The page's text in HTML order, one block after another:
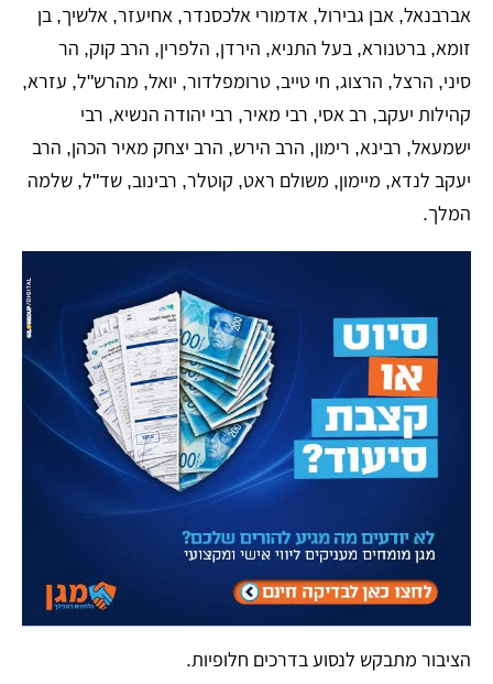
אברבנאל, אבן גבירול, אדמורי אלכסנדר, אחיעזר, אלשיך, בן
זומא, ברטנורא, בעל התניא, הירדן, הלפרין, הרב קוק, הר
סיני, הרצל, הרצוג, חי טייב, טרומפלדור, יואל, מהרש"ל, עזרא,
קהילות יעקב, רב אסי, רבי מאיר, רבי יהודה הנשיא, רבי
ישמעאל, רבינא, רימון, הרב הירש, הרב יצחק מאיר הכהן, הרב
יעקב לנדא, מיימון, משולם ראט, קוטלר, רבינוב, שד"ל, שלמה
המלך.
הציבור מתבקש לנסוע בדרכים חלופיות.